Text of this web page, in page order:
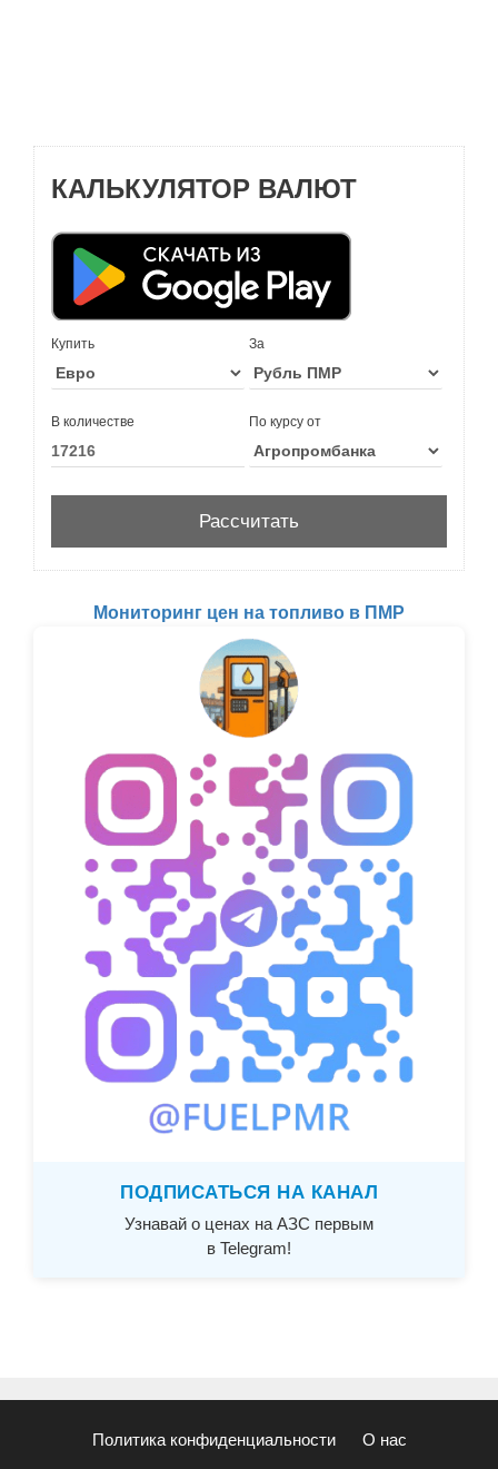
КАЛЬКУЛЯТОР ВАЛЮТ
Купить За
В количестве По курсу от
Мониторинг цен на топливо в ПМР
ПОДПИСАТЬСЯ НА КАНАЛ
Узнавай о ценах на АЗС первым
в Telegram!
Политика конфиденциальности О нас